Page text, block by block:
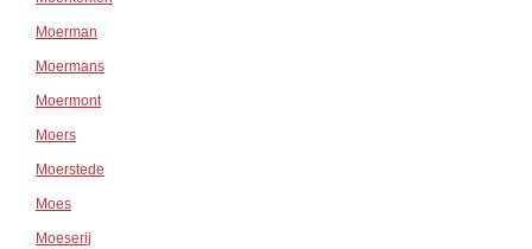
Moerman
Moermans
Moermont
Moers
Moerstede
Moes
Moeserij